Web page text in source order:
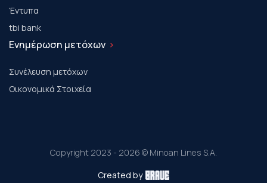
Έντυπα
tbi bank
Ενημέρωση μετόχων
Συνέλευση μετόχων
Οικονομικά Στοιχεία
Copyright 2023 - 2026 © Minoan Lines S.A.
Created by